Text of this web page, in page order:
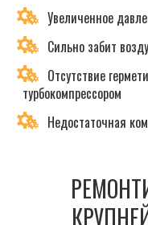
Увеличенное
Сильно забит
Отсутствие
турбокомпрессором
Недостаточная